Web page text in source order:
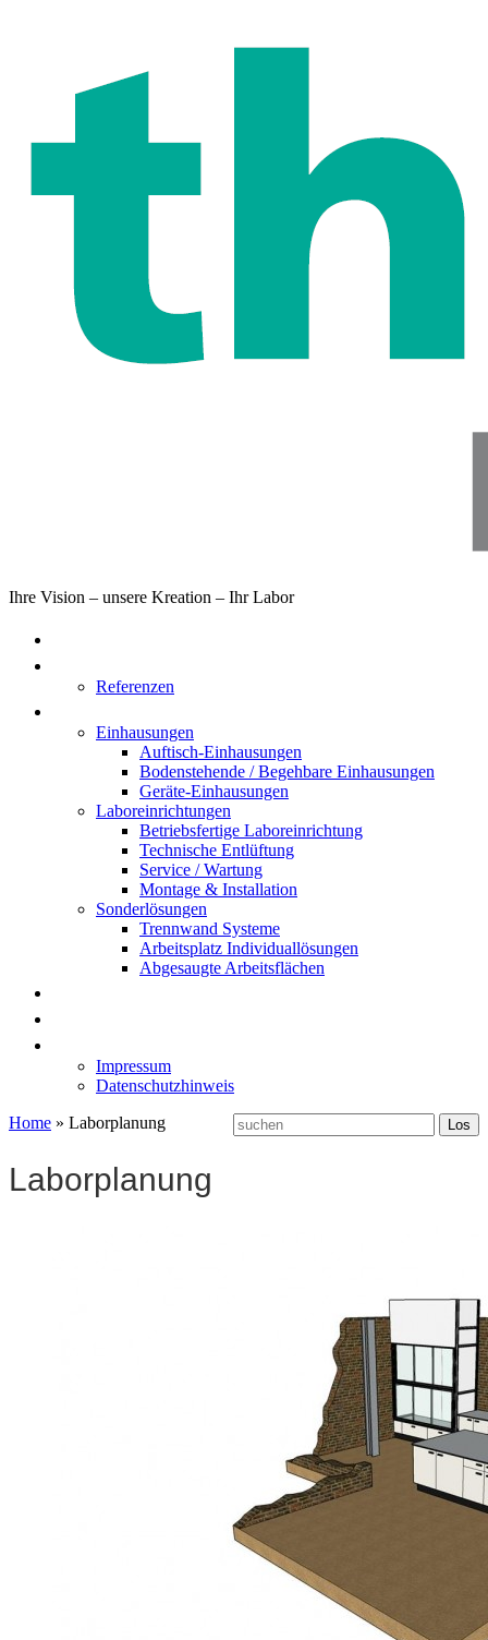
Ihre Vision – unsere Kreation – Ihr Labor
Referenzen
Einhausungen
Auftisch-Einhausungen
Bodenstehende / Begehbare Einhausungen
Geräte-Einhausungen
Laboreinrichtungen
Betriebsfertige Laboreinrichtung
Technische Entlüftung
Service / Wartung
Montage & Installation
Sonderlösungen
Trennwand Systeme
Arbeitsplatz Individuallösungen
Abgesaugte Arbeitsflächen
Impressum
Datenschutzhinweis
Home » Laborplanung
Laborplanung